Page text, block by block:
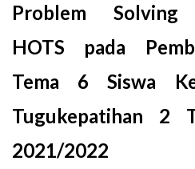
Problem Solving
HOTS pada
Tema 6 Siswa
Tugukepatihan 2
2021/2022